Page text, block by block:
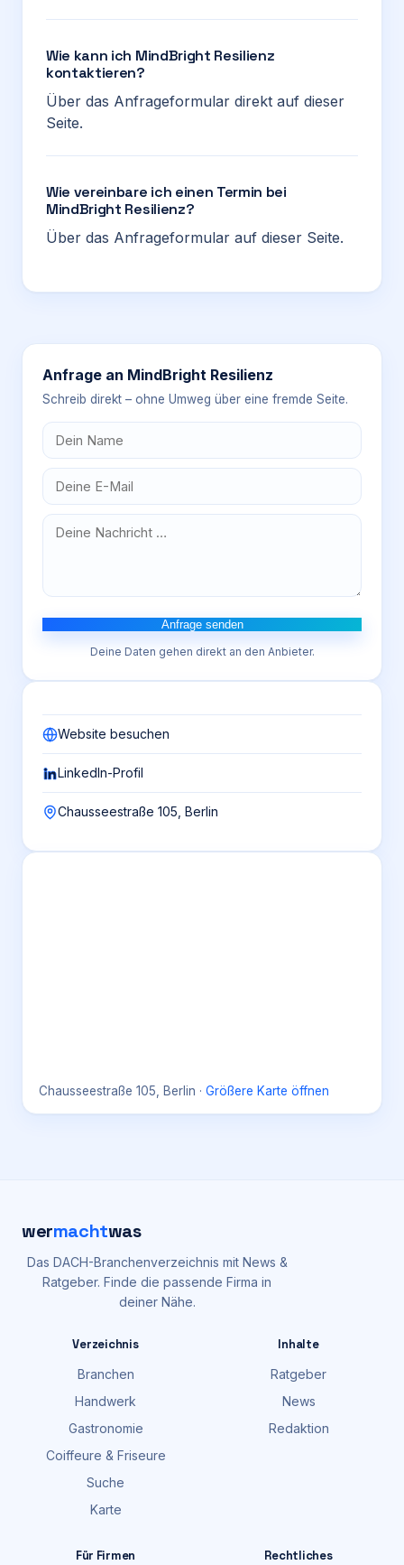
Wie kann ich MindBright Resilienz
kontaktieren?
Über das Anfrageformular direkt auf dieser
Seite.
Wie vereinbare ich einen Termin bei
MindBright Resilienz?
Über das Anfrageformular auf dieser Seite.
Anfrage an MindBright Resilienz
Schreib direkt – ohne Umweg über eine fremde Seite.
Anfrage senden
Deine Daten gehen direkt an den Anbieter.
Website besuchen
LinkedIn-Profil
Chausseestraße 105, Berlin
Chausseestraße 105, Berlin · Größere Karte öffnen
wermachtwas
Das DACH-Branchenverzeichnis mit News &
Ratgeber. Finde die passende Firma in
deiner Nähe.
Verzeichnis
Branchen
Handwerk
Gastronomie
Coiffeure & Friseure
Suche
Karte
Inhalte
Ratgeber
News
Redaktion
Für Firmen Rechtliches